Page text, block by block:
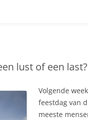
lust of een last?
Volgende
feestdag van
meeste